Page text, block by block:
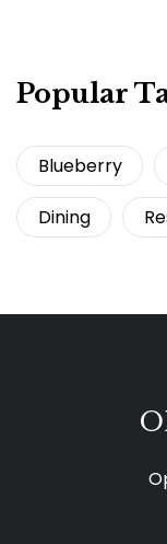
Popular
Blueberry
Dining